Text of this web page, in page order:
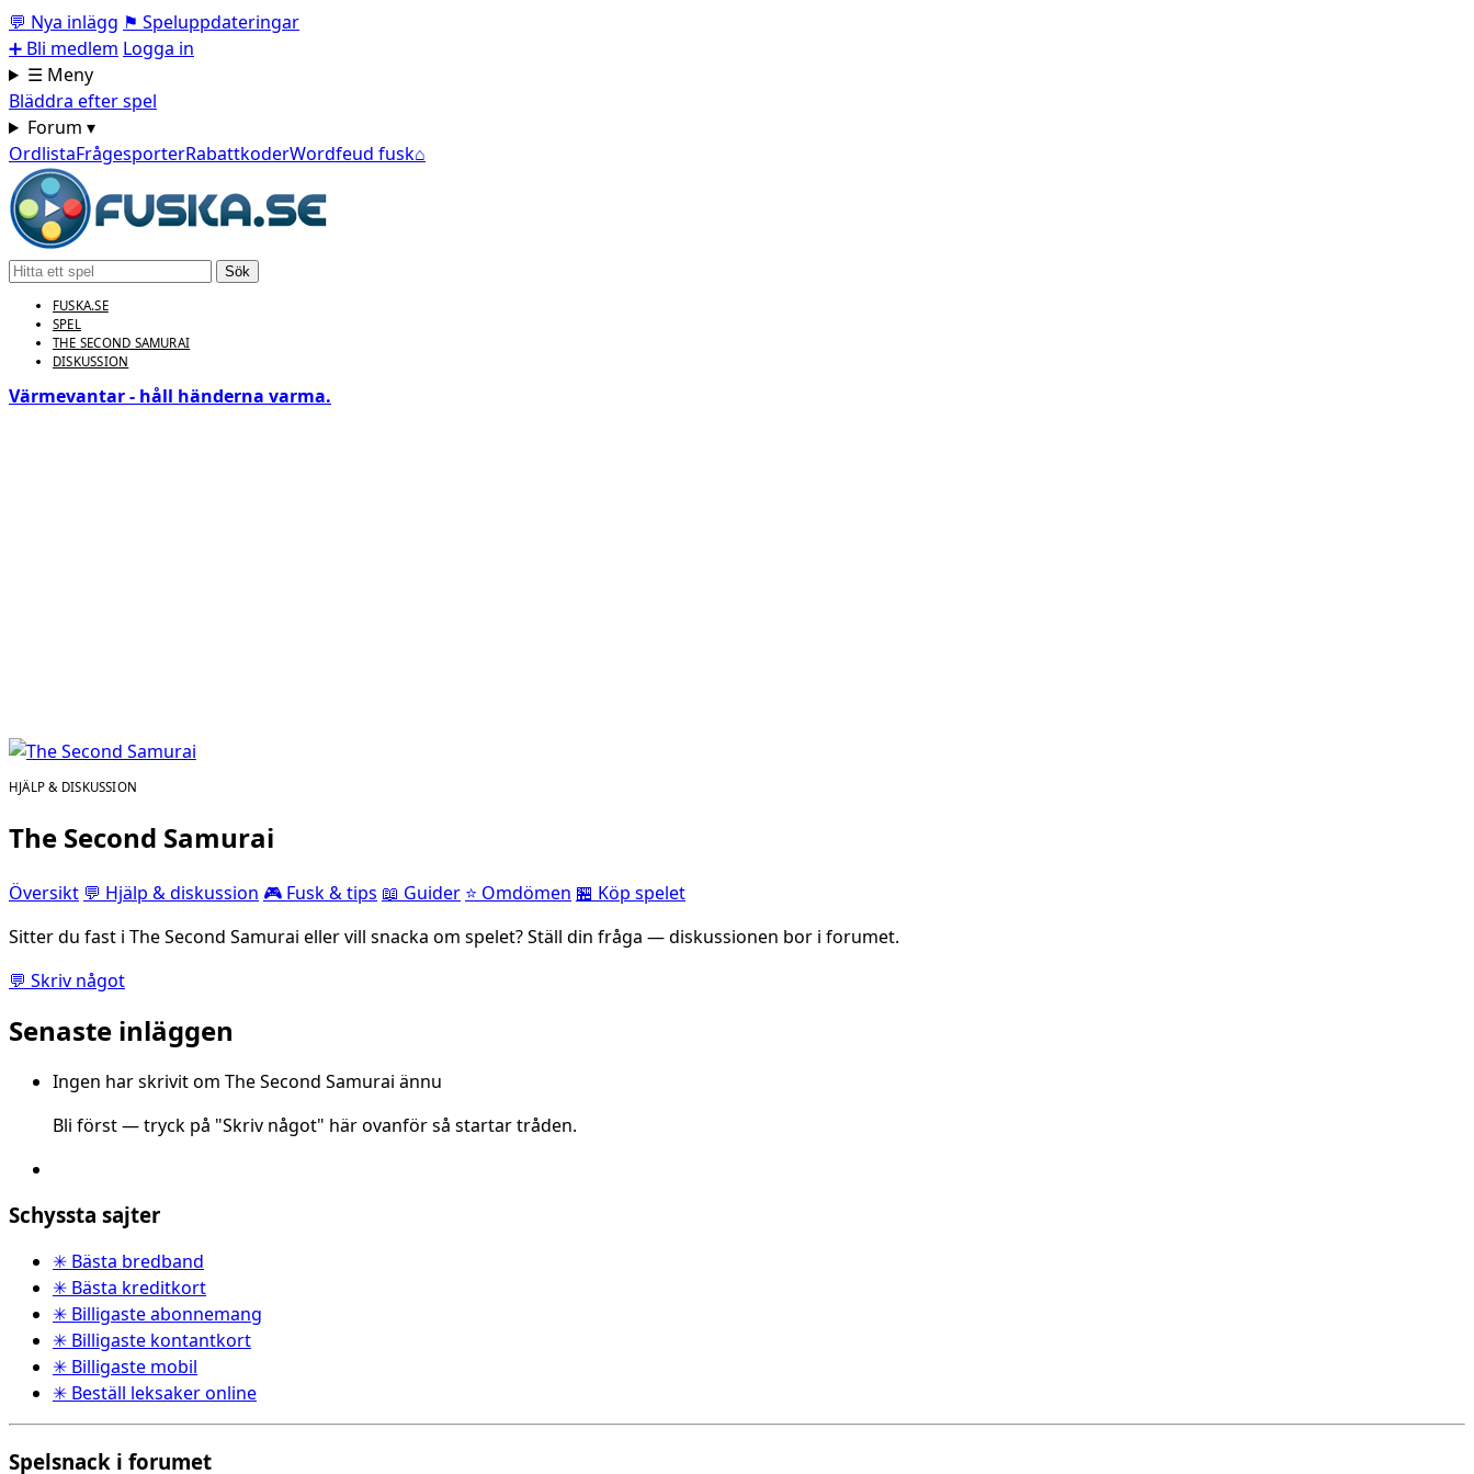
💬 Nya inlägg ⚑ Speluppdateringar
➕ Bli medlem Logga in
☰ Meny
Bläddra efter spel
Forum ▾
OrdlistaFrågesporterRabattkoderWordfeud fusk⌂
Sök
FUSKA.SE
SPEL
THE SECOND SAMURAI
DISKUSSION
Värmevantar - håll händerna varma.
HJÄLP & DISKUSSION
The Second Samurai
Översikt 💬 Hjälp & diskussion 🎮 Fusk & tips 📖 Guider ⭐ Omdömen 🏪 Köp spelet
Sitter du fast i The Second Samurai eller vill snacka om spelet? Ställ din fråga — diskussionen bor i forumet.
💬 Skriv något
Senaste inläggen
Ingen har skrivit om The Second Samurai ännu
Bli först — tryck på "Skriv något" här ovanför så startar tråden.
Schyssta sajter
✳ Bästa bredband
✳ Bästa kreditkort
✳ Billigaste abonnemang
✳ Billigaste kontantkort
✳ Billigaste mobil
✳ Beställ leksaker online
Spelsnack i forumet